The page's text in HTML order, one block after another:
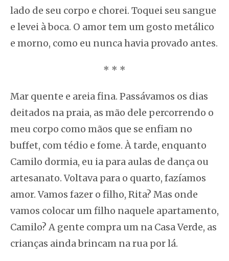
lado de seu corpo e chorei. Toquei seu sangue
e levei à boca. O amor tem um gosto metálico
e morno, como eu nunca havia provado antes.
* * *
Mar quente e areia fina. Passávamos os dias
deitados na praia, as mão dele percorrendo o
meu corpo como mãos que se enfiam no
buffet, com tédio e fome. À tarde, enquanto
Camilo dormia, eu ia para aulas de dança ou
artesanato. Voltava para o quarto, fazíamos
amor. Vamos fazer o filho, Rita? Mas onde
vamos colocar um filho naquele apartamento,
Camilo? A gente compra um na Casa Verde, as
crianças ainda brincam na rua por lá.